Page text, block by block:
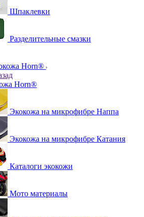
Шпаклевки
Разделительные смазки
Horn®
Horn®
Экокожа на микрофибре Наппа
Экокожа на микрофибре Катания
Каталоги экокожи
Мото материалы